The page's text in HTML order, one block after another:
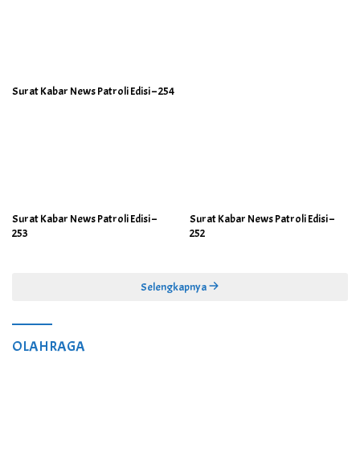
Surat Kabar News Patroli Edisi – 254
Surat Kabar News Patroli Edisi –
253
Surat Kabar News Patroli Edisi –
252
Selengkapnya
OLAHRAGA